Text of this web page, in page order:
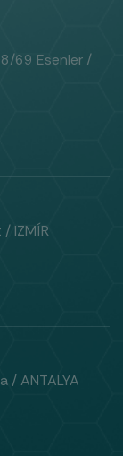
69 Esenler /
IZMÍR
/ ANTALYA